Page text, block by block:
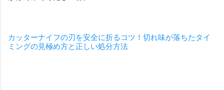
カッターナイフの刃を安全に折るコツ！切れ味が落ちたタイ
ミングの見極め方と正しい処分方法